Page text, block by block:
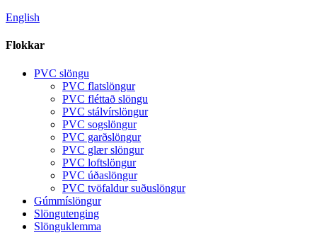
English
Flokkar
PVC slöngu
PVC flatslöngur
PVC fléttað slöngu
PVC stálvírslöngur
PVC sogslöngur
PVC garðslöngur
PVC glær slöngur
PVC loftslöngur
PVC úðaslöngur
PVC tvöfaldur suðuslöngur
Gúmmíslöngur
Slöngutenging
Slönguklemma